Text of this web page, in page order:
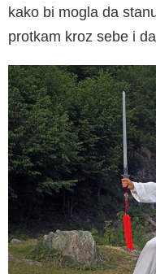
kako bi mogla da
protkam kroz sebe i